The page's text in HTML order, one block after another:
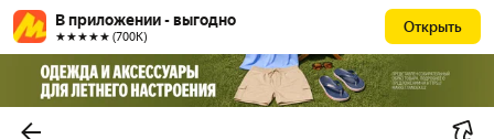
В приложении - выгодно
★★★★★ (700К)
Открыть